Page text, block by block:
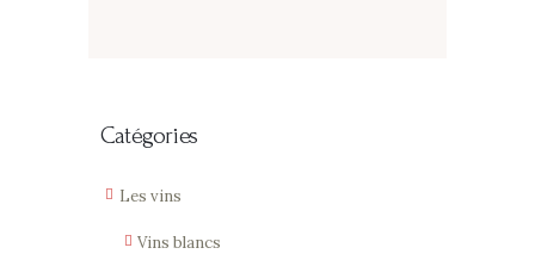
Catégories
Les vins
Vins blancs